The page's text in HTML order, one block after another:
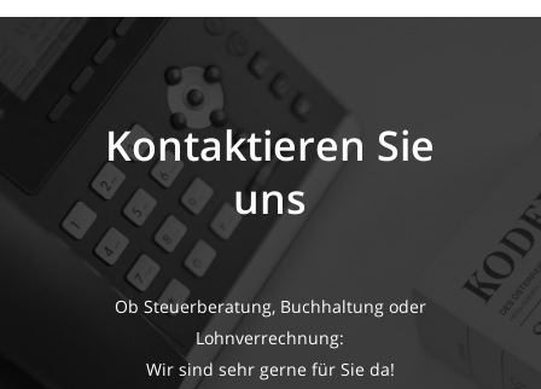
Kontaktieren Sie
uns
Ob Steuerberatung, Buchhaltung oder
Lohnverrechnung:
Wir sind sehr gerne für Sie da!